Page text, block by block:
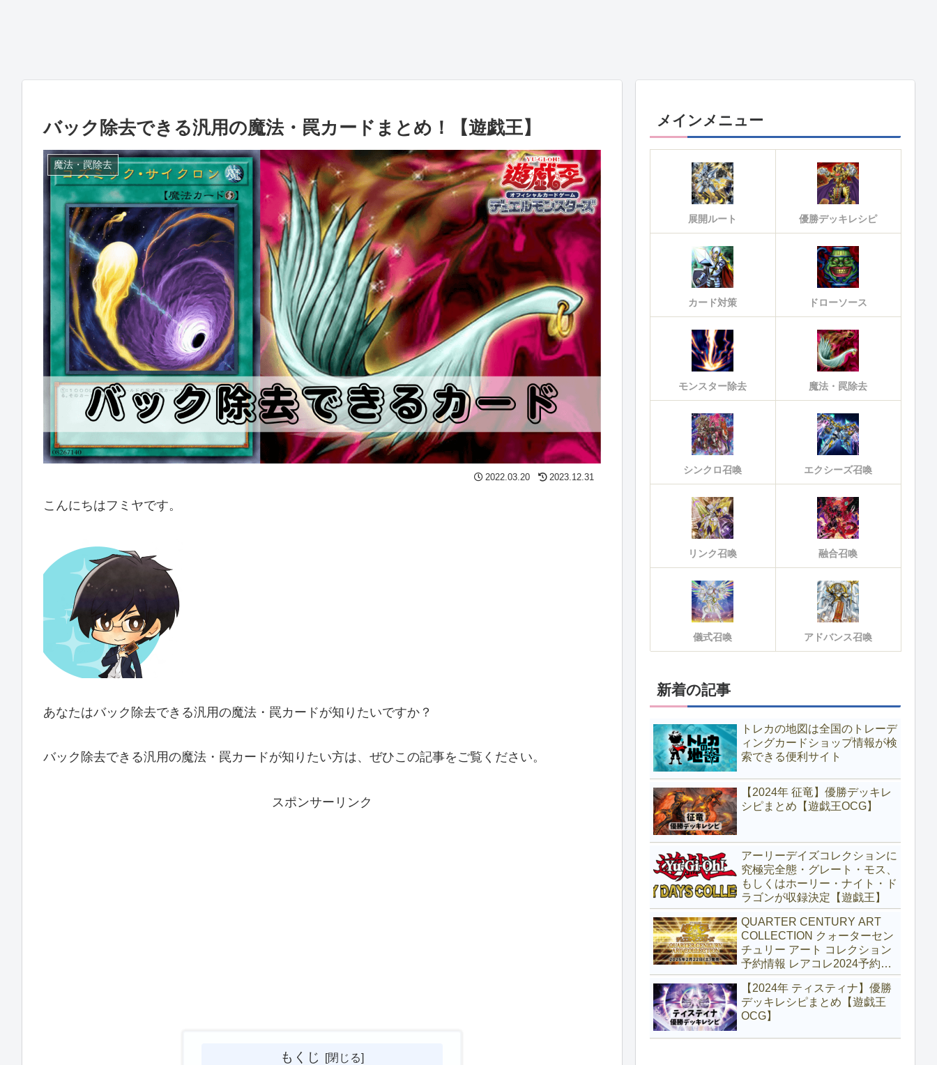
バック除去できる汎用の魔法・罠カードまとめ！【遊戯王】
魔法・罠除去
2022.03.20 2023.12.31
こんにちはフミヤです。
あなたはバック除去できる汎用の魔法・罠カードが知りたいですか？
バック除去できる汎用の魔法・罠カードが知りたい方は、ぜひこの記事をご覧ください。
スポンサーリンク
もくじ
メインメニュー
展開ルート 優勝デッキレシピ
カード対策 ドローソース
モンスター除去 魔法・罠除去
シンクロ召喚 エクシーズ召喚
リンク召喚 融合召喚
儀式召喚 アドバンス召喚
新着の記事
トレカの地図は全国のトレーデ
ィングカードショップ情報が検
索できる便利サイト
【2024年 征竜】優勝デッキレ
シピまとめ【遊戯王OCG】
アーリーデイズコレクションに
究極完全態・グレート・モス、
もしくはホーリー・ナイト・ド
ラゴンが収録決定【遊戯王】
QUARTER CENTURY ART
COLLECTION クォーターセン
チュリー アート コレクション
予約情報 レアコレ2024予約
【遊戯王】
【2024年 ティスティナ】優勝
デッキレシピまとめ【遊戯王
OCG】